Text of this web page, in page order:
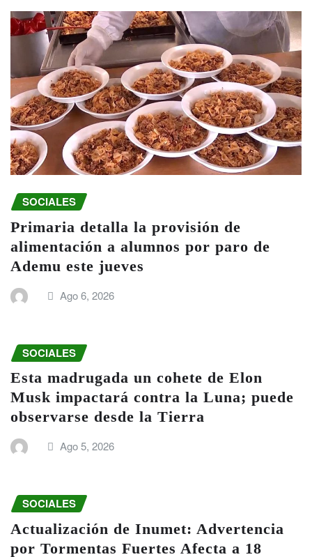
SOCIALES
Primaria detalla la provisión de
alimentación a alumnos por paro de
Ademu este jueves
Ago 6, 2026
SOCIALES
Esta madrugada un cohete de Elon
Musk impactará contra la Luna; puede
observarse desde la Tierra
Ago 5, 2026
SOCIALES
Actualización de Inumet: Advertencia
por Tormentas Fuertes Afecta a 18